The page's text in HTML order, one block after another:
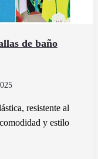
de baño
resistente al
y estilo